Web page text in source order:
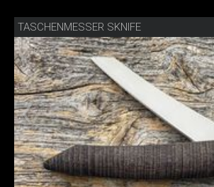
TASCHENMESSER SKNIFE